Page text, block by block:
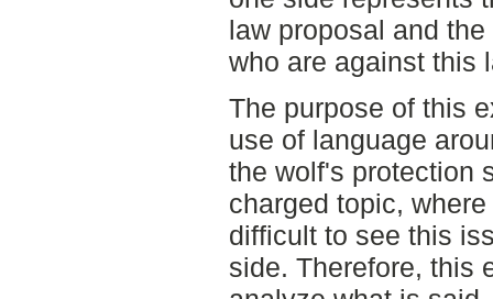
law proposal and
who are against this
The purpose of this
use of language
the wolf's protection
charged topic,
difficult to see this
side. Therefore, this